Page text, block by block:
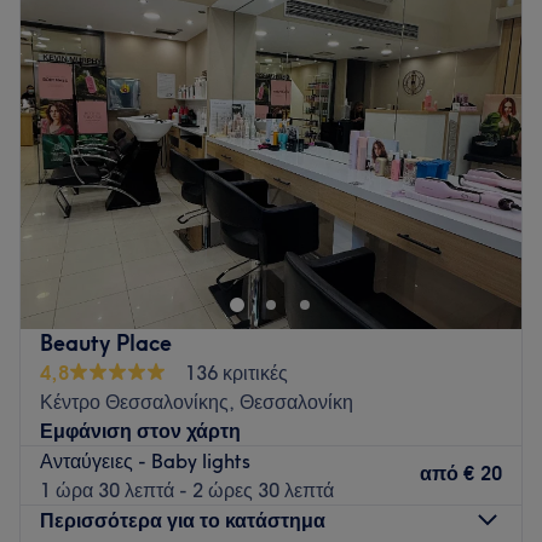
10:00
Τετάρτη
10:00–
Πέμπτη
10:00–20:00
Παρασκευή
10:00–20:00
Σάββατο
10:00–19:00
Κυριακή
Κλειστό
Το Hair Lux βρίσκεται στη Θεσσαλονίκη και προσφέρει μια
μεγάλη γκάμα υπηρεσιών ομορφιάς.
Go to venue
Beauty Place
4,8
136 κριτικές
Κέντρο Θεσσαλονίκης, Θεσσαλονίκη
Εμφάνιση στον χάρτη
Ανταύγειες - Baby lights
1 ώρα 30 λεπτά - 2 ώρες 30 λεπτά
από € 20
Περισσότερα για το κατάστημα